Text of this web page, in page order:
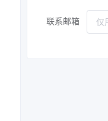
联系邮箱